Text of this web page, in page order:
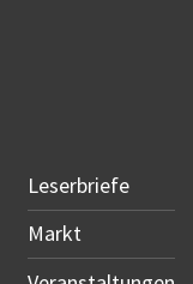
Leserbriefe
Markt